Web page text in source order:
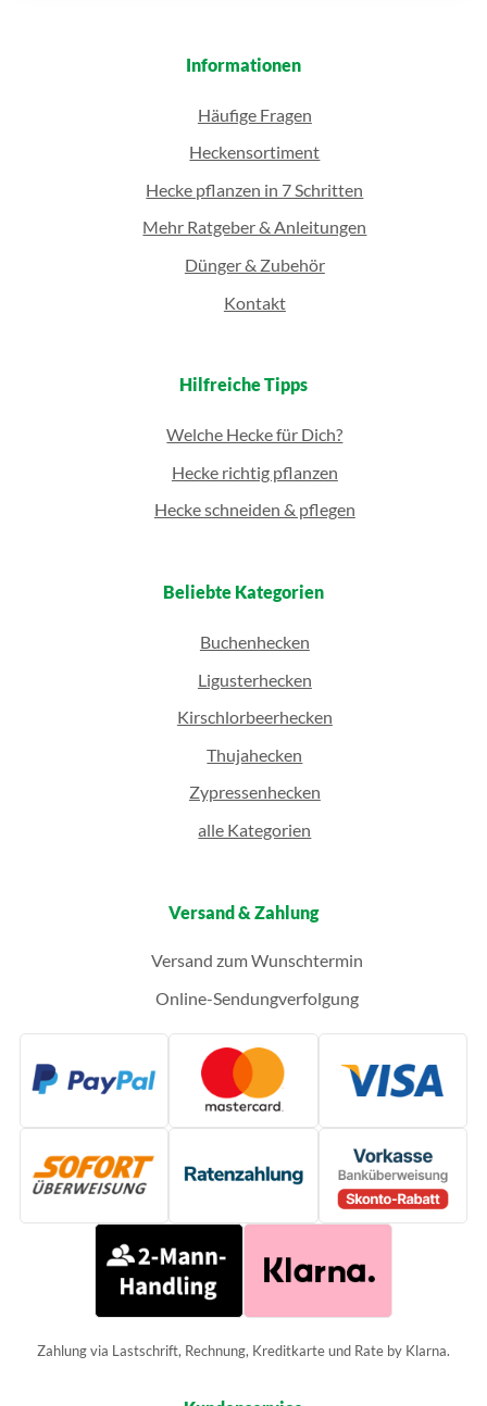
Informationen
Häufige Fragen
Heckensortiment
Hecke pflanzen in 7 Schritten
Mehr Ratgeber & Anleitungen
Dünger & Zubehör
Kontakt
Hilfreiche Tipps
Welche Hecke für Dich?
Hecke richtig pflanzen
Hecke schneiden & pflegen
Beliebte Kategorien
Buchenhecken
Ligusterhecken
Kirschlorbeerhecken
Thujahecken
Zypressenhecken
alle Kategorien
Versand & Zahlung
Versand zum Wunschtermin
Online-Sendungverfolgung
Zahlung via Lastschrift, Rechnung, Kreditkarte und Rate by Klarna.